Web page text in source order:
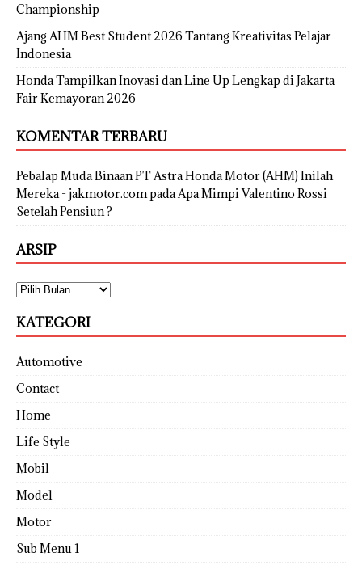
Championship
Ajang AHM Best Student 2026 Tantang Kreativitas Pelajar
Indonesia
Honda Tampilkan Inovasi dan Line Up Lengkap di Jakarta
Fair Kemayoran 2026
KOMENTAR TERBARU
Pebalap Muda Binaan PT Astra Honda Motor (AHM) Inilah
Mereka - jakmotor.compada Apa Mimpi Valentino Rossi
Setelah Pensiun ?
ARSIP
KATEGORI
Automotive
Contact
Home
Life Style
Mobil
Model
Motor
Sub Menu 1